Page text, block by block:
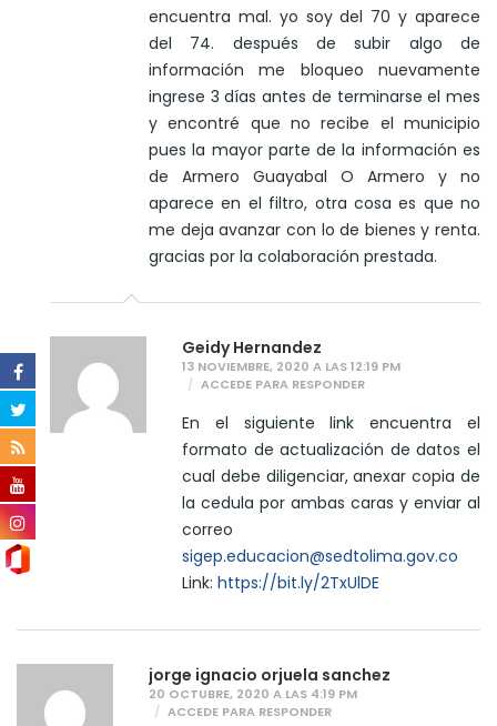
encuentra mal. yo soy del 70 y aparece
del 74. después de subir algo de
información me bloqueo nuevamente
ingrese 3 días antes de terminarse el mes
y encontré que no recibe el municipio
pues la mayor parte de la información es
de Armero Guayabal O Armero y no
aparece en el filtro, otra cosa es que no
me deja avanzar con lo de bienes y renta.
gracias por la colaboración prestada.
Geidy Hernandez
13 NOVIEMBRE, 2020 A LAS 12:19 PM
ACCEDE PARA RESPONDER
En el siguiente link encuentra el
formato de actualización de datos el
cual debe diligenciar, anexar copia de
la cedula por ambas caras y enviar al
correo
sigep.educacion@sedtolima.gov.co
Link: https://bit.ly/2TxUlDE
jorge ignacio orjuela sanchez
20 OCTUBRE, 2020 A LAS 4:19 PM
ACCEDE PARA RESPONDER